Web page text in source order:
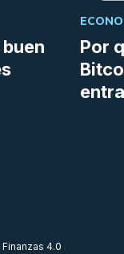
Por
Finanzas 4.0